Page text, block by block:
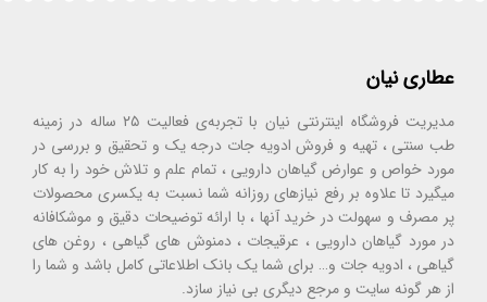
عطاری نیان
مدیریت فروشگاه اینترنتی نیان با تجربه‌ی فعالیت ۲۵ ساله در زمینه
طب سنتی ، تهیه و فروش ادویه جات درجه یک و تحقیق و بررسی در
مورد خواص و عوارض گیاهان دارویی ، تمام علم و تلاش خود را به کار
میگیرد تا علاوه بر رفع نیازهای روزانه شما نسبت به یکسری محصولات
پر مصرف و سهولت در خرید آنها ، با ارائه توضیحات دقیق و موشکافانه
در مورد گیاهان دارویی ، عرقیجات ، دمنوش های گیاهی ، روغن های
گیاهی ، ادویه جات و… برای شما یک بانک اطلاعاتی کامل باشد و شما را
از هر گونه سایت و مرجع دیگری بی نیاز سازد.